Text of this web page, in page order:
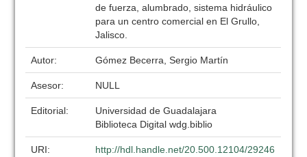
de fuerza, alumbrado, sistema hidráulico
para un centro comercial en El Grullo,
Jalisco.
Autor: Gómez Becerra, Sergio Martín
Asesor: NULL
Editorial:
Universidad de Guadalajara
Biblioteca Digital wdg.biblio
URI:
http://hdl.handle.net/20.500.12104/29246